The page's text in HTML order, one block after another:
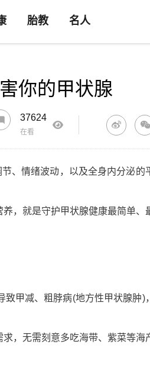
胎教 名人
你的甲状腺
37624
在看
、情绪波动，以及全身内分泌的
就是守护甲状腺健康最简单、
甲减、粗脖病(地方性甲状腺肿)
，无需刻意多吃海带、紫菜等海